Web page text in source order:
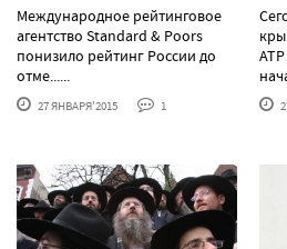
Международное рейтинговое
агентство Standard & Poors
понизило рейтинг России до
отме......
27 ЯНВАРЯ'2015 1